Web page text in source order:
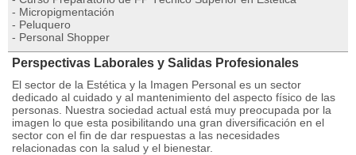
- Micropigmentación
- Peluquero
- Personal Shopper
Perspectivas Laborales y Salidas Profesionales
El sector de la Estética y la Imagen Personal es un sector
dedicado al cuidado y al mantenimiento del aspecto físico de las
personas. Nuestra sociedad actual está muy preocupada por la
imagen lo que esta posibilitando una gran diversificación en el
sector con el fin de dar respuestas a las necesidades
relacionadas con la salud y el bienestar.